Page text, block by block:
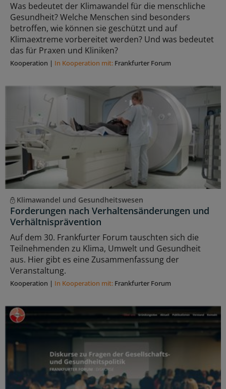
Was bedeutet der Klimawandel für die menschliche
Gesundheit? Welche Menschen sind besonders
betroffen, wie können sie geschützt und auf
Klimaextreme vorbereitet werden? Und was bedeutet
das für Praxen und Kliniken?
Kooperation | In Kooperation mit: Frankfurter Forum
Klimawandel und Gesundheitswesen
Forderungen nach Verhaltensänderungen und
Verhältnisprävention
Auf dem 30. Frankfurter Forum tauschten sich die
Teilnehmenden zu Klima, Umwelt und Gesundheit
aus. Hier gibt es eine Zusammenfassung der
Veranstaltung.
Kooperation | In Kooperation mit: Frankfurter Forum